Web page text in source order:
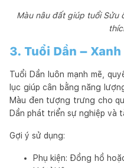
Màu nâu đất giúp tuổi Sửu
3. Tuổi Dần –
Tuổi Dần luôn mạnh mẽ,
lục giúp cân bằng năng
Màu đen tượng trưng cho
Dần phát triển sự nghiệp và
Gợi ý sử dụng:
Phụ kiện: Đồng hồ